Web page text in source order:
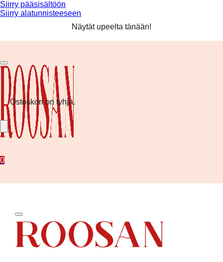
Siirry pääsisältöön
Siirry alatunnisteeseenIlmainen toimitus yli 80 € tilauksiin! ❤️
Näytät upeelta tänään!
0
Ostoskori on tyhjä.